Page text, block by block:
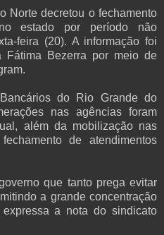
Norte decretou o fechamento
estado por período não
feira (20). A informação foi
Fátima Bezerra por meio de
do Rio Grande do
nas agências foram
além da mobilização nas
de atendimentos
que tanto prega evitar
a grande concentração
a nota do sindicato